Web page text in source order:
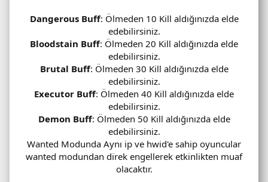
Dangerous Buff: Ölmeden 10 Kill aldığınızda elde
edebilirsiniz.
Bloodstain Buff: Ölmeden 20 Kill aldığınızda elde
edebilirsiniz.
Brutal Buff: Ölmeden 30 Kill aldığınızda elde
edebilirsiniz.
Executor Buff: Ölmeden 40 Kill aldığınızda elde
edebilirsiniz.
Demon Buff: Ölmeden 50 Kill aldığınızda elde
edebilirsiniz.
Wanted Modunda Aynı ip ve hwid'e sahip oyuncular
wanted modundan direk engellerek etkinlikten muaf
olacaktır.